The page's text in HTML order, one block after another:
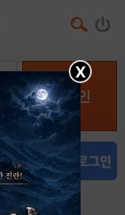
로그인
X